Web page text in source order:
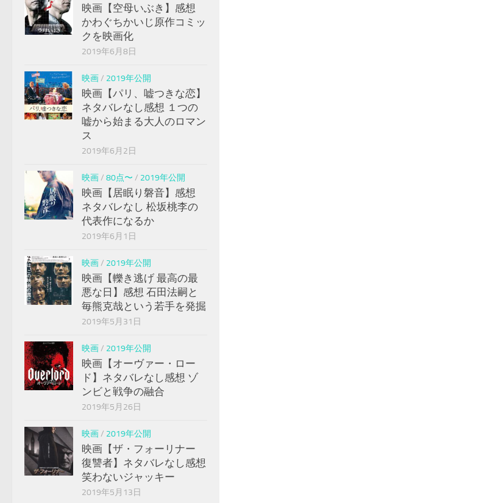
映画【空母いぶき】感想
かわぐちかいじ原作コミッ
クを映画化
2019年6月8日
映画/ 2019年公開
映画【パリ、嘘つきな恋】
ネタバレなし感想 １つの
嘘から始まる大人のロマン
ス
2019年6月2日
映画/ 80点〜 / 2019年公開
映画【居眠り磐音】感想
ネタバレなし 松坂桃李の
代表作になるか
2019年6月1日
映画/ 2019年公開
映画【轢き逃げ 最高の最
悪な日】感想 石田法嗣と
毎熊克哉という若手を発掘
2019年5月31日
映画/ 2019年公開
映画【オーヴァー・ロー
ド】ネタバレなし感想 ゾ
ンビと戦争の融合
2019年5月26日
映画/ 2019年公開
映画【ザ・フォーリナー
復讐者】ネタバレなし感想
笑わないジャッキー
2019年5月13日